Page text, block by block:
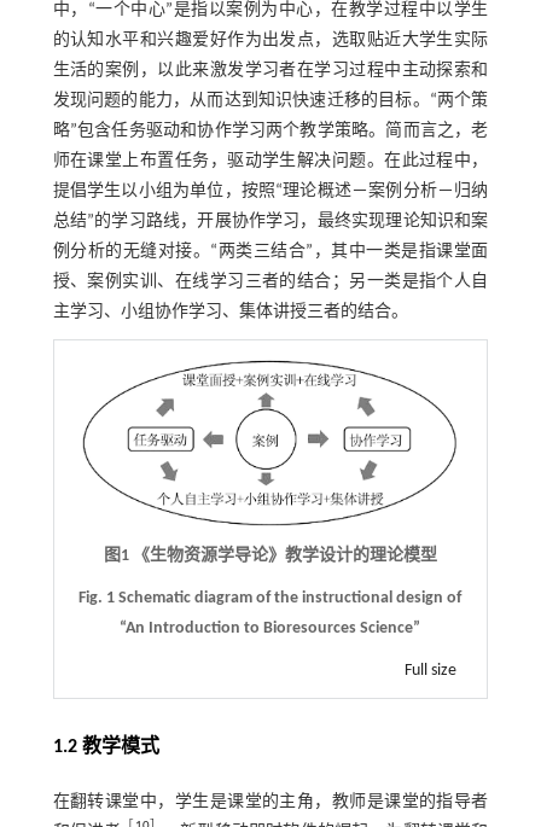
中，“一个中心”是指以案例为中心，在教学过程中以学生
的认知水平和兴趣爱好作为出发点，选取贴近大学生实际
生活的案例，以此来激发学习者在学习过程中主动探索和
发现问题的能力，从而达到知识快速迁移的目标。“两个策
略”包含任务驱动和协作学习两个教学策略。简而言之，老
师在课堂上布置任务，驱动学生解决问题。在此过程中，
提倡学生以小组为单位，按照“理论概述－案例分析－归纳
总结”的学习路线，开展协作学习，最终实现理论知识和案
例分析的无缝对接。“两类三结合”，其中一类是指课堂面
授、案例实训、在线学习三者的结合；另一类是指个人自
主学习、小组协作学习、集体讲授三者的结合。
图1 《生物资源学导论》教学设计的理论模型
Fig. 1 Schematic diagram of the instructional design of
“An Introduction to Bioresources Science”
Full size
1.2 教学模式
在翻转课堂中，学生是课堂的主角，教师是课堂的指导者